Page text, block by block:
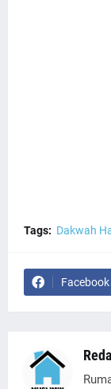
Tags: Dakwah
Facebook